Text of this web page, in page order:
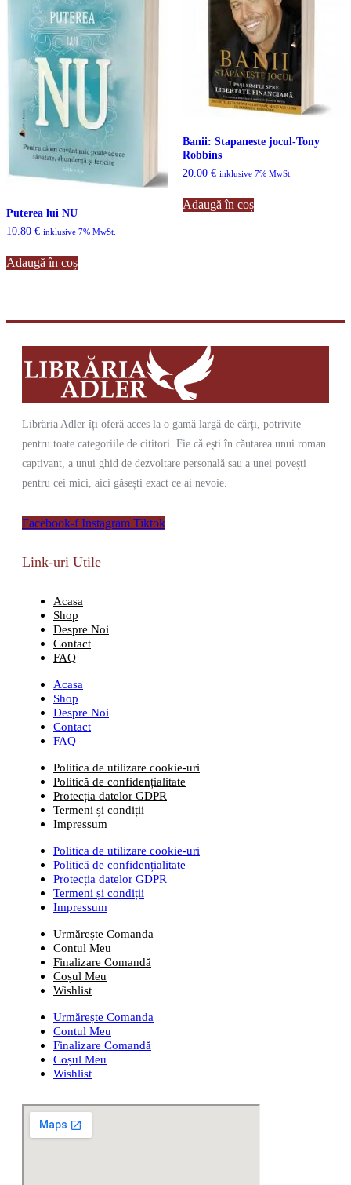
Puterea lui NU
10.80 € inklusive 7% MwSt.
Adaugă în coș
Banii: Stapaneste jocul-Tony
Robbins
20.00 € inklusive 7% MwSt.
Adaugă în coș
Librăria Adler îți oferă acces la o gamă largă de cărți, potrivite
pentru toate categoriile de cititori. Fie că ești în căutarea unui roman
captivant, a unui ghid de dezvoltare personală sau a unei povești
pentru cei mici, aici găsești exact ce ai nevoie.
Facebook-f Instagram Tiktok
Link-uri Utile
Acasa
Shop
Despre Noi
Contact
FAQ
Acasa
Shop
Despre Noi
Contact
FAQ
Politica de utilizare cookie-uri
Politică de confidențialitate
Protecția datelor GDPR
Termeni și condiții
Impressum
Politica de utilizare cookie-uri
Politică de confidențialitate
Protecția datelor GDPR
Termeni și condiții
Impressum
Urmărește Comanda
Contul Meu
Finalizare Comandă
Coșul Meu
Wishlist
Urmărește Comanda
Contul Meu
Finalizare Comandă
Coșul Meu
Wishlist